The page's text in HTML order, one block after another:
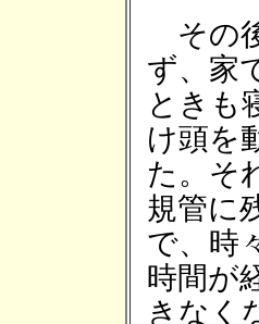
その
ず、家
ときも
け頭を
た。そ
規管に
で、時
時間が
きなく